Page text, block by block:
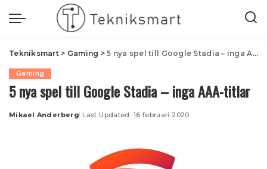
Tekniksmart> Gaming >5 nya spel till Google Stadia – inga AAA-titlar
Gaming
5 nya spel till Google Stadia – inga AAA-titlar
Posted
Mikael Anderberg Last Updated: 16 februari 2020